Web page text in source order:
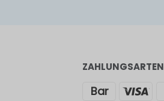
ZAHLUNGSARTEN